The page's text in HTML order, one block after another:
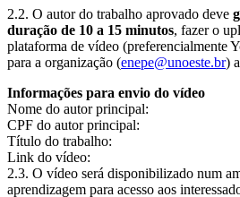
2.2. O autor do trabalho aprovado deve
duração de 10 a 15 minutos, fazer o
plataforma de vídeo (preferencialmente
para a organização (enepe@unoeste.br)
Informações para envio do vídeo
Nome do autor principal:
CPF do autor principal:
Título do trabalho:
Link do vídeo:
2.3. O vídeo será disponibilizado num
aprendizagem para acesso aos